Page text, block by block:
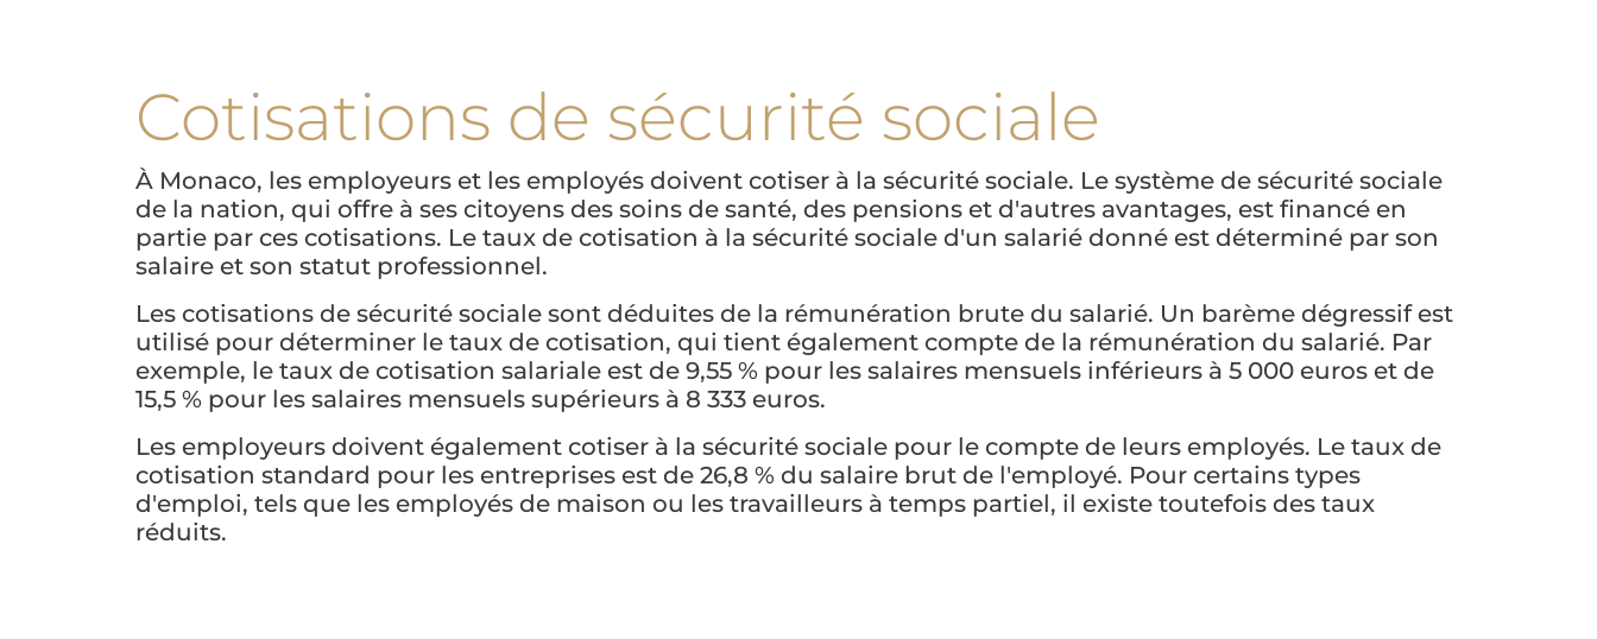
Cotisations de sécurité sociale
À Monaco, les employeurs et les employés doivent cotiser à la sécurité sociale. Le système de sécurité sociale
de la nation, qui offre à ses citoyens des soins de santé, des pensions et d'autres avantages, est financé en
partie par ces cotisations. Le taux de cotisation à la sécurité sociale d'un salarié donné est déterminé par son
salaire et son statut professionnel.
Les cotisations de sécurité sociale sont déduites de la rémunération brute du salarié. Un barème dégressif est
utilisé pour déterminer le taux de cotisation, qui tient également compte de la rémunération du salarié. Par
exemple, le taux de cotisation salariale est de 9,55 % pour les salaires mensuels inférieurs à 5 000 euros et de
15,5 % pour les salaires mensuels supérieurs à 8 333 euros.
Les employeurs doivent également cotiser à la sécurité sociale pour le compte de leurs employés. Le taux de
cotisation standard pour les entreprises est de 26,8 % du salaire brut de l'employé. Pour certains types
d'emploi, tels que les employés de maison ou les travailleurs à temps partiel, il existe toutefois des taux
réduits.